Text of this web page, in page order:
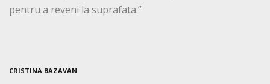
pentru a reveni la suprafata.”
CRISTINA BAZAVAN